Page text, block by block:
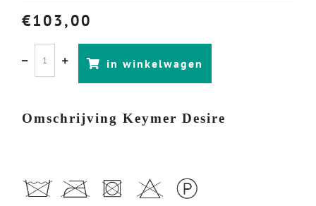
€103,00
in winkelwagen
Omschrijving Keymer Desire